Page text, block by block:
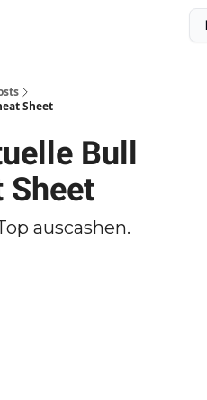
Sheet
Bull
Sheet
auscashen.